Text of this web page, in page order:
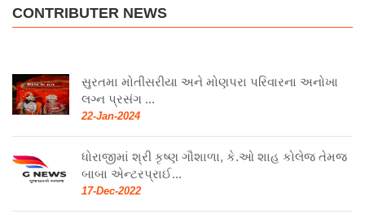
CONTRIBUTER NEWS
સુરતમા મોતીસરીયા અને મોણપરા પરિવારના અનોખા
લગ્ન પ્રસંગ ...
22-Jan-2024
ધોરાજીમાં શ્રી કૃષ્ણ ગૌશાળા, કે.ઓ શાહ કોલેજ તેમજ
બાબા એન્ટરપ્રાઈ...
17-Dec-2022